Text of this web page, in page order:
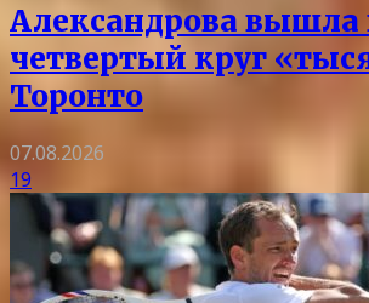
Александрова вышла
четвертый круг
Торонто
07.08.2026
19